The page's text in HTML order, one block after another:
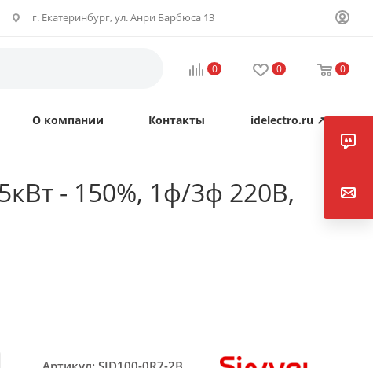
г. Екатеринбург, ул. Анри Барбюса 13
0 0 0
О компании Контакты idelectro.ru ↗
- 150%, 1ф/3ф 220В,